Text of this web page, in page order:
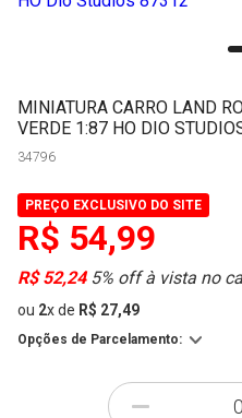
MINIATURA CARRO LAND
VERDE 1:87 HO DIO
34796
PREÇO EXCLUSIVO DO SITE
R$ 54,99
R$ 52,245% off à vista no
ou 2xde R$ 27,49
Opções de Parcelamento:
-